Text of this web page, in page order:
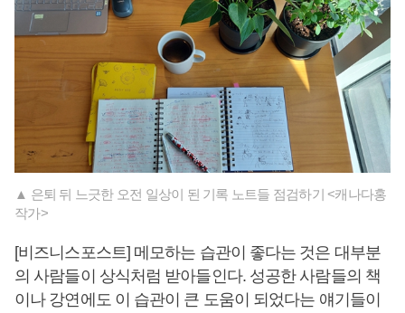
▲ 은퇴 뒤 느긋한 오전 일상이 된 기록 노트들 점검하기 <캐나다홍
작가>
[비즈니스포스트] 메모하는 습관이 좋다는 것은 대부분
의 사람들이 상식처럼 받아들인다. 성공한 사람들의 책
이나 강연에도 이 습관이 큰 도움이 되었다는 얘기들이